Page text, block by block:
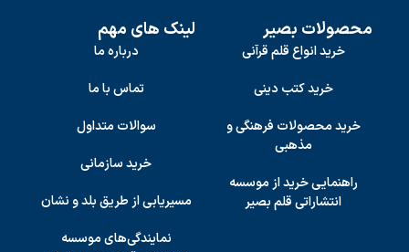
محصولات بصیر
خرید انواع قلم قرآنی
خرید کتب دینی
خرید محصولات فرهنگی و
مذهبی
راهنمایی خرید از موسسه
انتشاراتی قلم بصیر
لینک های مهم
درباره ما
تماس با ما
سوالات متداول
خرید سازمانی
مسیریابی از طریق بلد و نشان
نمایندگی‌های موسسه